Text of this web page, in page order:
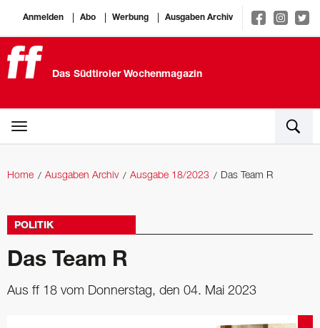
Anmelden Abo Werbung Ausgaben Archiv
Das Südtiroler Wochenmagazin
Home Ausgaben Archiv Ausgabe 18/2023 Das Team R
POLITIK
Das Team R
Aus ff 18 vom Donnerstag, den 04. Mai 2023